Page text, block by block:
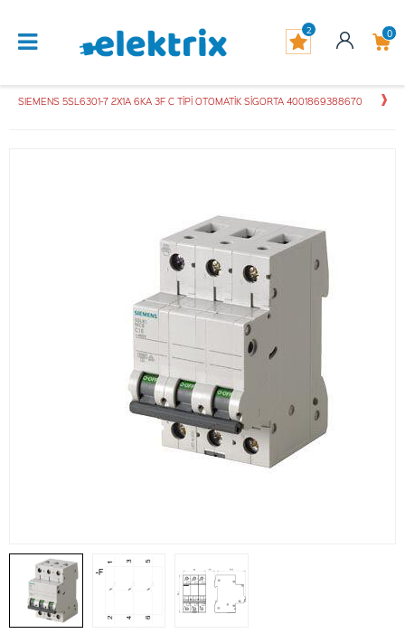
0
2
SIEMENS 5SL6301-7 2X1A 6KA 3F C TİPİ OTOMATİK SİGORTA 4001869388670